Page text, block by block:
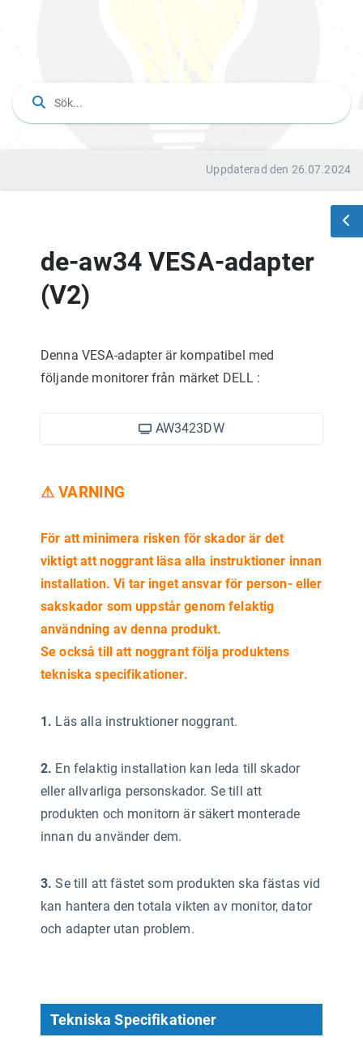
Uppdaterad den 26.07.2024
de-aw34 VESA-adapter
(V2)
Denna VESA-adapter är kompatibel med
följande monitorer från märket DELL :
AW3423DW
⚠ VARNING
För att minimera risken för skador är det
viktigt att noggrant läsa alla instruktioner innan
installation. Vi tar inget ansvar för person- eller
sakskador som uppstår genom felaktig
användning av denna produkt.
Se också till att noggrant följa produktens
tekniska specifikationer.
1. Läs alla instruktioner noggrant.
2. En felaktig installation kan leda till skador
eller allvarliga personskador. Se till att
produkten och monitorn är säkert monterade
innan du använder dem.
3.Se till att fästet som produkten ska fästas vid
kan hantera den totala vikten av monitor, dator
och adapter utan problem.
Tekniska Specifikationer